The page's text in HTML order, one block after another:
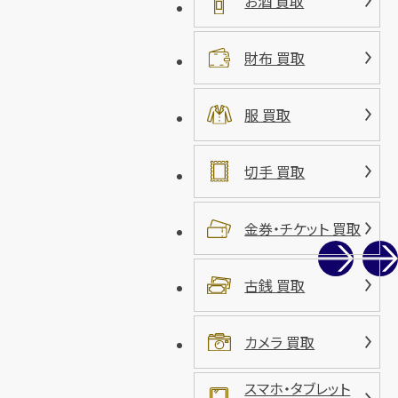
財布 買取
服 買取
切手 買取
金券・チケット 買取
古銭 買取
カメラ 買取
スマホ・タブレット